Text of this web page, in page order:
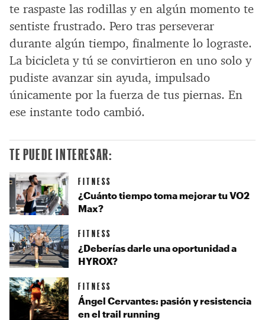
te raspaste las rodillas y en algún momento te
sentiste frustrado. Pero tras perseverar
durante algún tiempo, finalmente lo lograste.
La bicicleta y tú se convirtieron en uno solo y
pudiste avanzar sin ayuda, impulsado
únicamente por la fuerza de tus piernas. En
ese instante todo cambió.
TE PUEDE INTERESAR:
FITNESS
¿Cuánto tiempo toma mejorar tu VO2
Max?
FITNESS
¿Deberías darle una oportunidad a
HYROX?
FITNESS
Ángel Cervantes: pasión y resistencia
en el trail running